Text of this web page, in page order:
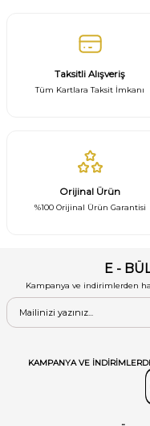
Taksitli Alışveriş
Tüm Kartlara Taksit İmkanı
Orijinal Ürün
%100 Orijinal Ürün Garantisi
E -
Kampanya ve indirimlerden
KAMPANYA VE